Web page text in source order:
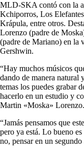
MLD-SKA contó con la
Kchiporros, Los
Krápula, entre otros.
Lorenzo (padre de
(padre de Mariano) en la
Gershwin.
“Hay muchos músicos
dando de manera natural
temas los puedes grabar
hacerlo en un estudio y
Martin «Moska» Lorenzo.
“Jamás pensamos que
pero ya está. Lo bueno
no, pensar en un